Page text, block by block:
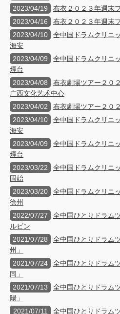
2023/04/19
布衣２０２３年週末
2023/04/16
布衣２０２３年週末
2023/04/10
全中国ドラムクリニ
海安
2023/04/09
全中国ドラムクリニ
煙台
2023/04/08
布衣劇場ツアー２０
广西文化艺术中心
2023/04/02
布衣劇場ツアー２０
2023/04/10
全中国ドラムクリニ
海安
2023/04/09
全中国ドラムクリニ
煙台
2023/03/22
全中国ドラムクリニ
固始
2023/03/20
全中国ドラムクリニ
徐州
2022/07/27
全中国ひとりドラム
ルビン
2021/07/28
全中国ひとりドラム
州」
2021/07/24
全中国ひとりドラム
同」
2021/07/13
全中国ひとりドラム
陽」
2021/07/11
全中国ひとりドラム